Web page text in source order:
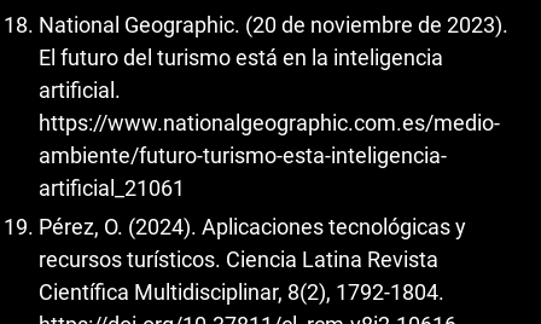
National Geographic. (20 de noviembre de 2023).
El futuro del turismo está en la inteligencia
artificial.
https://www.nationalgeographic.com.es/medio-
ambiente/futuro-turismo-esta-inteligencia-
artificial_21061
Pérez, O. (2024). Aplicaciones tecnológicas y
recursos turísticos. Ciencia Latina Revista
Científica Multidisciplinar, 8(2), 1792-1804.